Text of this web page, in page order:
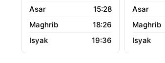
15:28
18:26
19:36